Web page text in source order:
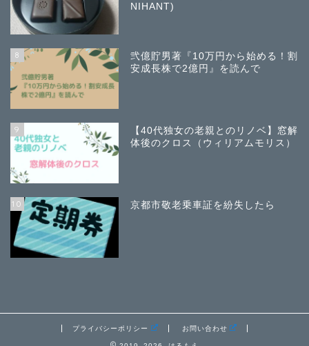
NIHANT)
8
弐億貯男著『10万円から始める！割
安成長株で2億円』を読んで
9
【40代独女の老親とのリノベ】窓解
体後のクロス（ウィリアムモリス）
10 京都市敬老乗車証を紛失したら
プライバシーポリシー お問い合わせ